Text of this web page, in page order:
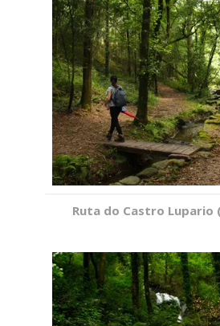
Ruta do Castro Lupario